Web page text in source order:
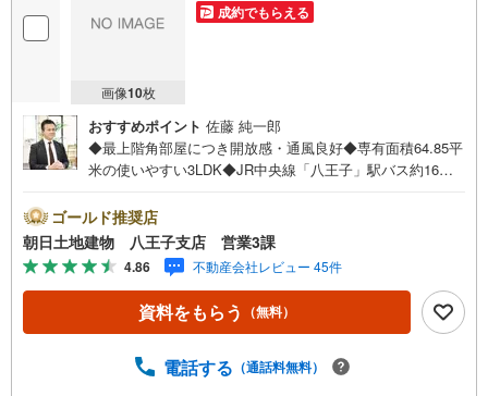
画像10枚
成約でもらえる
おすすめポイント 佐藤 純一郎
◆最上階角部屋につき開放感・通風良好◆専有面積64.85平
米の使いやすい3LDK◆JR中央線「八王子」駅バス約16分
スーパー・公園など生活施設が徒歩圏に充実※バザール会場
には、ベビーベッドや キッズスペースをご用意しており
ます。 小さなお子様連れでも、安心してご来場くださ
い！資料請求、住宅ローンのご相談などお気軽にお問合せ
ください！スタッフ25名でお客様がご覧になったことのな
い情報を多数ご用意しております。インターネット、チラ
他物件もご紹介可能です。 担当営業へご希望をお伝えくだ
ゴールド推奨店
朝日土地建物 八王子支店 営業3課
4.86 不動産会社レビュー 45件
資料をもらう （無料）
電話する （通話料無料）